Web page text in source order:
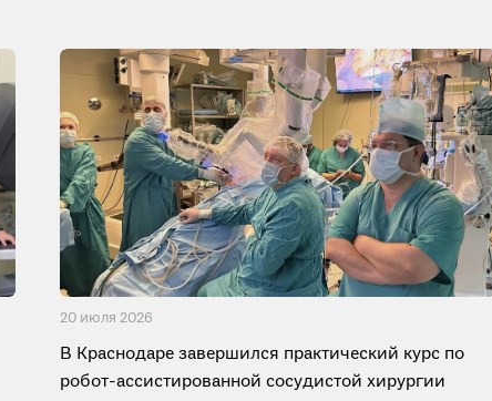
20 июля 2026
В Краснодаре завершился практический курс по
робот-ассистированной сосудистой хирургии